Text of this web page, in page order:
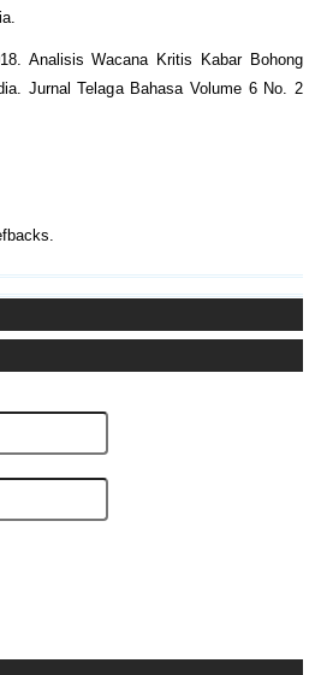
Analisis Wacana Kritis Kabar Bohong
Jurnal Telaga Bahasa Volume 6 No. 2